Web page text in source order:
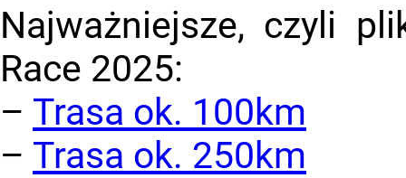
Najważniejsze, czyli
Race 2025:
– Trasa ok. 100km
– Trasa ok. 250km